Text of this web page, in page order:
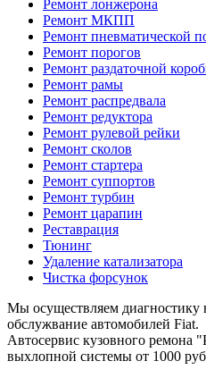
Ремонт лонжерона
Ремонт МКПП
Ремонт пневматической
Ремонт порогов
Ремонт раздаточной
Ремонт рамы
Ремонт распредвала
Ремонт редуктора
Ремонт рулевой рейки
Ремонт сколов
Ремонт стартера
Ремонт суппортов
Ремонт турбин
Ремонт царапин
Реставрация
Тюнинг
Удаление катализатора
Чистка форсунок
Мы осуществляем
обслужвание автомобилей Fiat.
Автосервис кузовного ремона
выхлопной системы от 1000